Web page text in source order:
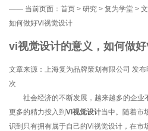
—— 当前页面： 首页 > 研究 > 复为学堂 >
如何做好Vi视觉设计
vi视觉设计的意义，如何做
文章来源：上海复为品牌策划有限公司 发
次
社会经济的不断发展，越来越多的企业
更多的精力投入到Vi视觉设计当中。随着市
识到只有拥有属于自己的Vi视觉设计，在市